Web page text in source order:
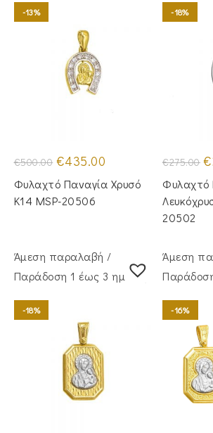
-13%
€500.00 Original
price
was:
€500.00.
€435.00
τιμή
είναι:
Φυλαχτό Παναγία Χρυσό
Κ14 MSP-20506
-18%
€275.00 €
Φυλαχτό
20502
Άμεση παραλαβή /
Παράδoση 1 έως 3 ημέρες
-18%
Άμεση
-16%